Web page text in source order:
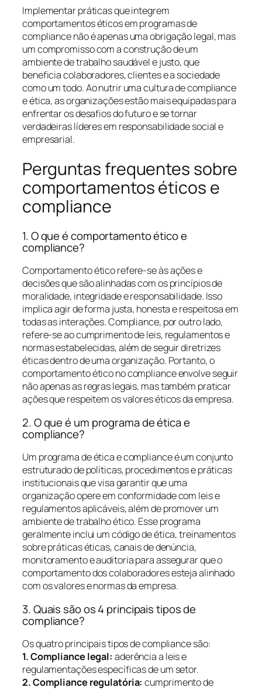
Implementar práticas que integrem
comportamentos éticos em programas de
compliance não é apenas uma obrigação legal, mas
um compromisso com a construção de um
ambiente de trabalho saudável e justo, que
beneficia colaboradores, clientes e a sociedade
como um todo. Ao nutrir uma cultura de compliance
e ética, as organizações estão mais equipadas para
enfrentar os desafios do futuro e se tornar
verdadeiras líderes em responsabilidade social e
empresarial.
Perguntas frequentes sobre
comportamentos éticos e
compliance
1. O que é comportamento ético e
compliance?
Comportamento ético refere-se às ações e
decisões que são alinhadas com os princípios de
moralidade, integridade e responsabilidade. Isso
implica agir de forma justa, honesta e respeitosa em
todas as interações. Compliance, por outro lado,
refere-se ao cumprimento de leis, regulamentos e
normas estabelecidas, além de seguir diretrizes
éticas dentro de uma organização. Portanto, o
comportamento ético no compliance envolve seguir
não apenas as regras legais, mas também praticar
ações que respeitem os valores éticos da empresa.
2. O que é um programa de ética e
compliance?
Um programa de ética e compliance é um conjunto
estruturado de políticas, procedimentos e práticas
institucionais que visa garantir que uma
organização opere em conformidade com leis e
regulamentos aplicáveis, além de promover um
ambiente de trabalho ético. Esse programa
geralmente inclui um código de ética, treinamentos
sobre práticas éticas, canais de denúncia,
monitoramento e auditoria para assegurar que o
comportamento dos colaboradores esteja alinhado
com os valores e normas da empresa.
3. Quais são os 4 principais tipos de
compliance?
Os quatro principais tipos de compliance são:
1. Compliance legal: aderência a leis e
regulamentações específicas de um setor.
2. Compliance regulatória: cumprimento de